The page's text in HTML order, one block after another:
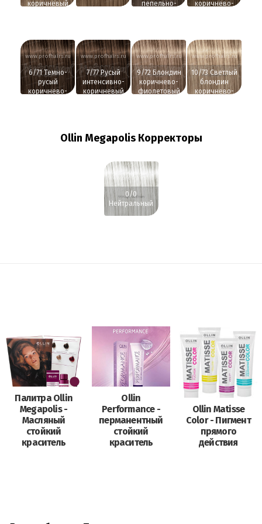
коричневый
пепельно-
коричнево-
www.profhairs.ru
6/71 Темно-
русый
коричнево-
www.profhairs.ru
7/77 Русый
интенсивно-
коричневый
www.profhairs.ru
9/72 Блондин
коричнево-
фиолетовый
www.profhairs.ru
10/73 Светлый
блондин
коричнево-
Ollin Megapolis Корректоры
www.profhairs.ru
0/0
Нейтральный
Палитра Ollin
Megapolis -
Масляный
стойкий
краситель
Ollin
Performance -
перманентный
стойкий
краситель
Ollin Matisse
Color - Пигмент
прямого
действия